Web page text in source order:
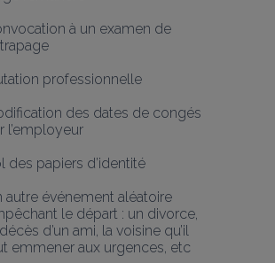
à un examen de
professionnelle
des dates de congés
l’employeur
des papiers d’identité
autre événement aléatoire
le départ : un divorce,
d’un ami, la voisine qu’il
emmener aux urgences, etc